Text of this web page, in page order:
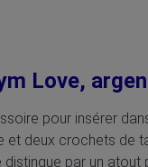
Love,
pour insérer
deux crochets
par un